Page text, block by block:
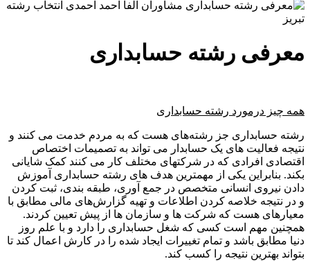
معرفی رشته حسابداری
همه چیز درمورد رشته حسابداری
رشته حسابداری جز رشته‌های هست که به مردم خدمت می کنند و
نتیجه فعالیت های یک حسابدار می تواند به تصمیمات اختصاص
اقتصادی افرادی که در شرکتهای مختلف کار می کنند کمک شایانی
بکند. بنابراین یکی از مهمترین هدف های رشته حسابداری آموزش
دادن نیروی انسانی متخصص در جمع آوری، طبقه بندی، ثبت کردن
و در نتیجه خلاصه کردن اطلاعات و تهیه گزارش‌های مالی مطابق با
معیارهای هست که شرکت ها و سازمان ها از پیش تعیین کردند.
همچنین مهم است کسی که شغل حسابداری را دارد و با علم روز
دنیا مطابق باشد و تمام تغییرات ایجاد شده را در کارش اعمال کند تا
بتواند بهترین نتیجه را کسب کند.